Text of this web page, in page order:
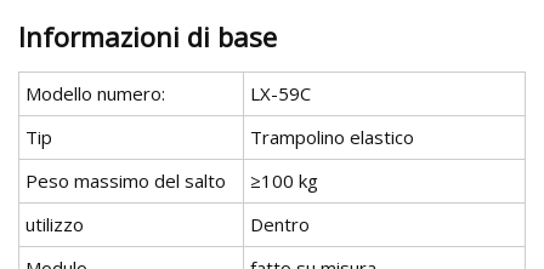
Informazioni di base
Modello numero:
LX-59C
Tip
Trampolino elastico
Peso massimo del salto
≥100 kg
utilizzo
Dentro